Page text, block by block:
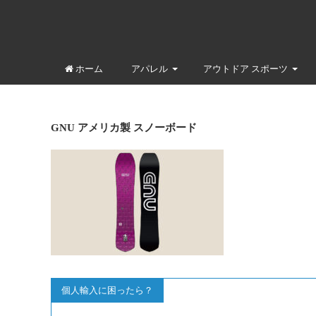
ホーム アパレル アウトドア スポーツ
GNU アメリカ製 スノーボード
個人輸入に困ったら？